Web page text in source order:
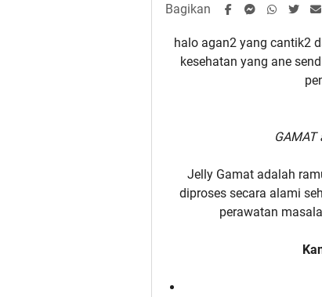
Bagikan
halo agan2 yang cantik2
kesehatan yang ane
GAMAT
Jelly Gamat adalah
diproses secara alami
perawatan